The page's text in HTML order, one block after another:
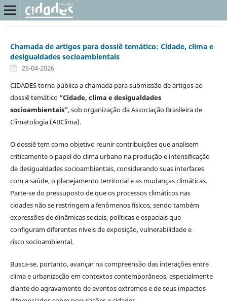
Chamada de artigos para dossiê temático: Cidade, clima e
desigualdades socioambientais
26-04-2026
CIDADES torna pública a chamada para submissão de artigos ao
dossiê temático “Cidade, clima e desigualdades
socioambientais”, sob organização da Associação Brasileira de
Climatologia (ABClima).
O dossiê tem como objetivo reunir contribuições que analisem
criticamente o papel do clima urbano na produção e intensificação
de desigualdades socioambientais, considerando suas interfaces
com a saúde, o planejamento territorial e as mudanças climáticas.
Parte-se do pressuposto de que os processos climáticos nas
cidades não se restringem a fenômenos físicos, sendo também
expressões de dinâmicas sociais, políticas e espaciais que
configuram diferentes níveis de exposição, vulnerabilidade e
risco socioambiental.
Busca-se, portanto, avançar na compreensão das interações entre
clima e urbanização em contextos contemporâneos, especialmente
diante do agravamento de eventos extremos e de seus impactos